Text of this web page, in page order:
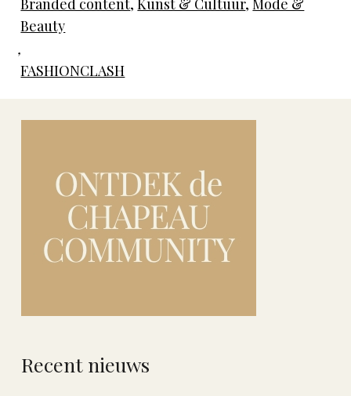
Branded content,Kunst & Cultuur,Mode &
Beauty
,
FASHIONCLASH
Recent nieuws